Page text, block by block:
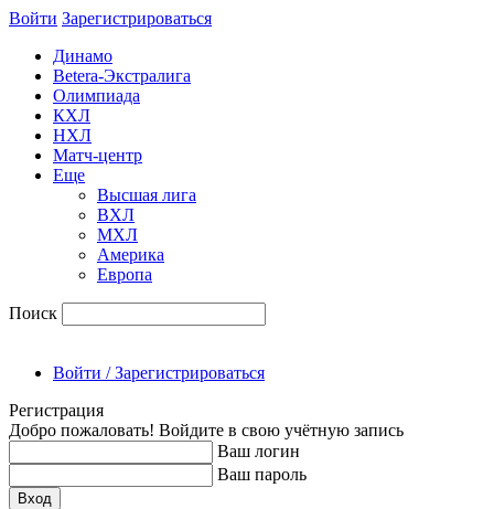
Войти Зарегиcтрироваться
Динамо
Betera-Экстралига
Олимпиада
КХЛ
НХЛ
Матч-центр
Еще
Высшая лига
ВХЛ
МХЛ
Америка
Европа
Поиск
Войти / Зарегистрироваться
Регистрация
Добро пожаловать! Войдите в свою учётную запись
Ваш логин
Ваш пароль